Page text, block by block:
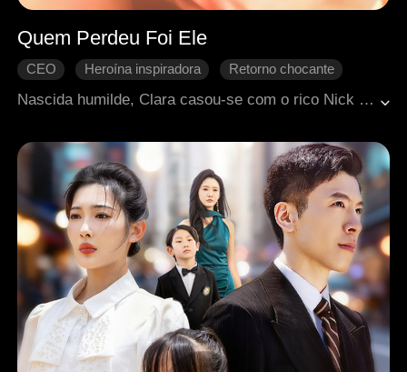
Quem Perdeu Foi Ele
CEO Heroína inspiradora
Retorno chocante
Nascida humilde, Clara casou-se com o rico Nick por sua beleza, mas se divorciou ao descobrir a traição. Um ano depois, ela transformou suas habilidades domésticas em uma carreira de sucesso como blogueira, conquistando milhões de seguidores e uma grande fortuna. Quando Nick se arrepende, já é tarde: Clara agora é valorizada e disputada por Josh, um homem poderoso que quer se casar com ela.